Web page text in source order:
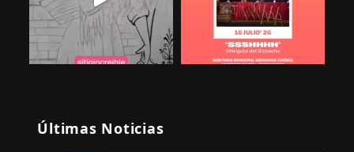
Últimas Noticias